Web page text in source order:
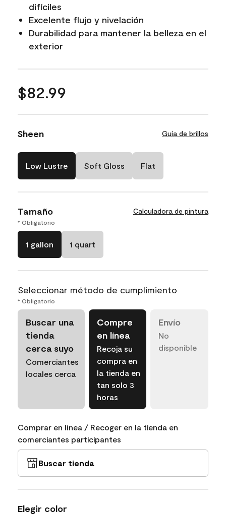
difíciles
Excelente flujo y nivelación
Durabilidad para mantener la belleza en el
exterior
$82.99
Sheen Guía de brillos
Low Lustre Soft Gloss Flat
Tamaño Calculadora de pintura
* Obligatorio
1 gallon 1 quart
Seleccionar método de cumplimiento
* Obligatorio
Buscar una
tienda
cerca suyo
Comerciantes
locales cerca
Compre
en línea
Recoja su
compra en
la tienda en
tan solo 3
horas
Envío
No
disponible
Comprar en línea / Recoger en la tienda en
comerciantes participantes
Buscar tienda
Elegir color